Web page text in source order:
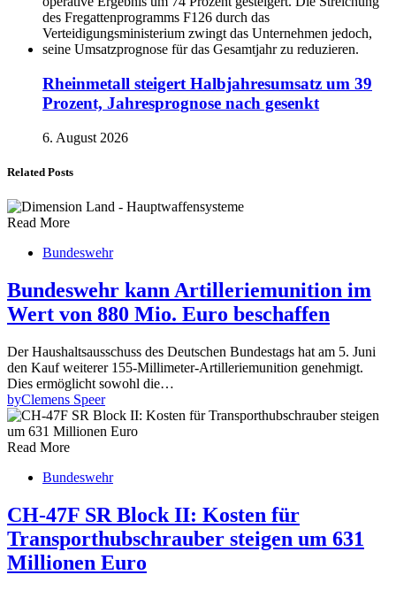
Rheinmetall steigert Halbjahresumsatz um 39
Prozent, Jahresprognose nach gesenkt
6. August 2026
Related Posts
Read More
Bundeswehr
Bundeswehr kann Artilleriemunition im
Wert von 880 Mio. Euro beschaffen
Der Haushaltsausschuss des Deutschen Bundestags hat am 5. Juni
den Kauf weiterer 155-Millimeter-Artilleriemunition genehmigt.
Dies ermöglicht sowohl die…
byClemens Speer
Read More
Bundeswehr
CH-47F SR Block II: Kosten für
Transporthubschrauber steigen um 631
Millionen Euro